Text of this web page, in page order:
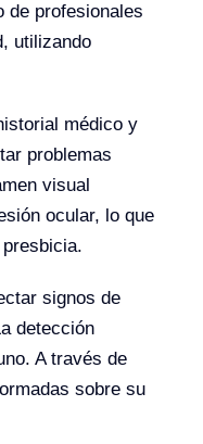
de profesionales
utilizando
médico y
problemas
visual
ocular, lo que
signos de
detección
A través de
sobre su